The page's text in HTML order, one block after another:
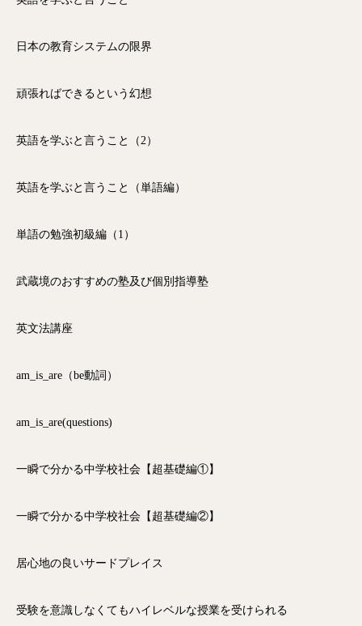
日本の教育システムの限界
頑張ればできるという幻想
英語を学ぶと言うこと（2）
英語を学ぶと言うこと（単語編）
単語の勉強初級編（1）
武蔵境のおすすめの塾及び個別指導塾
英文法講座
am_is_are（be動詞）
am_is_are(questions)
一瞬で分かる中学校社会【超基礎編①】
一瞬で分かる中学校社会【超基礎編②】
居心地の良いサードプレイス
受験を意識しなくてもハイレベルな授業を受けられる